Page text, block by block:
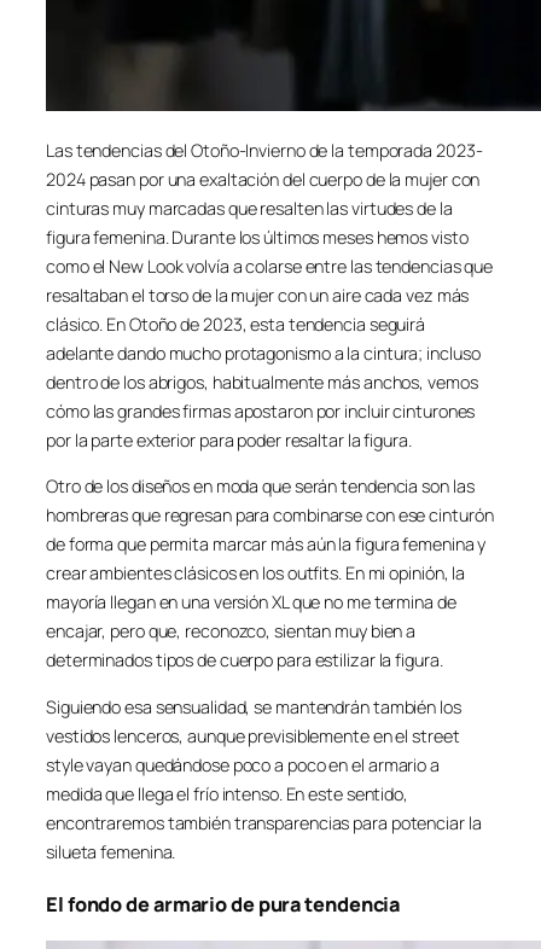
Las tendencias del Otoño-Invierno de la temporada 2023-
2024 pasan por una exaltación del cuerpo de la mujer con
cinturas muy marcadas que resalten las virtudes de la
figura femenina. Durante los últimos meses hemos visto
como el New Look volvía a colarse entre las tendencias que
resaltaban el torso de la mujer con un aire cada vez más
clásico. En Otoño de 2023, esta tendencia seguirá
adelante dando mucho protagonismo a la cintura; incluso
dentro de los abrigos, habitualmente más anchos, vemos
cómo las grandes firmas apostaron por incluir cinturones
por la parte exterior para poder resaltar la figura.
Otro de los diseños en moda que serán tendencia son las
hombreras que regresan para combinarse con ese cinturón
de forma que permita marcar más aún la figura femenina y
crear ambientes clásicos en los outfits. En mi opinión, la
mayoría llegan en una versión XL que no me termina de
encajar, pero que, reconozco, sientan muy bien a
determinados tipos de cuerpo para estilizar la figura.
Siguiendo esa sensualidad, se mantendrán también los
vestidos lenceros, aunque previsiblemente en el street
style vayan quedándose poco a poco en el armario a
medida que llega el frío intenso. En este sentido,
encontraremos también transparencias para potenciar la
silueta femenina.
El fondo de armario de pura tendencia